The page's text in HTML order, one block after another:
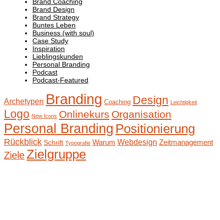
Brand Design
Brand Strategy
Buntes Leben
Business (with soul)
Case Study
Inspiration
Lieblingskunden
Personal Branding
Podcast
Podcast-Featured
Archetypen Branding Coaching Design Leichtigkeit
Logo New Icons Onlinekurs Organisation
Personal Branding Positionierung
Rückblick Schrift Typografie Warum Webdesign Zeitmanagement
ZieleZielgruppe